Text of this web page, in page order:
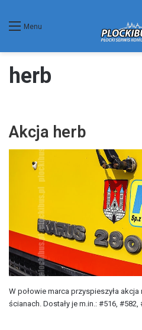
Menu
herb
Akcja herb
W połowie marca przyspieszyła
ścianach. Dostały je m.in.: #516,